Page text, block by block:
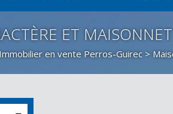
ET
Immobilier en vente Perros-Guirec >